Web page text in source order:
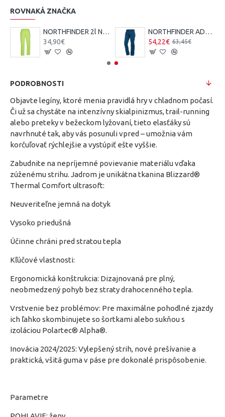
ROVNAKÁ ZNAČKA
NORTHFINDER 2l NORTHCOVER pánske nepremokavé nohavice zbaliteľné
34,90€
NORTHFINDER ADELAIDE dámske softshellové outdoor nohavice
54,22€ 63,45€
PODROBNOSTI
Objavte legíny, ktoré menia pravidlá hry v chladnom počasí.
Či už sa chystáte na intenzívny skialpinizmus, trail-running
alebo preteky v bežeckom lyžovaní, tieto elasťáky sú
navrhnuté tak, aby vás posunuli vpred – umožnia vám
korčuľovať rýchlejšie a vystúpiť ešte vyššie.
Zabudnite na nepríjemné povievanie materiálu vďaka
zúženému strihu. Jadrom je unikátna tkanina Blizzard®
Thermal Comfort ultrasoft:
Neuveriteľne jemná na dotyk
Vysoko priedušná
Účinne chráni pred stratou tepla
Kľúčové vlastnosti:
Ergonomická konštrukcia: Dizajnovaná pre plný,
neobmedzený pohyb bez straty drahocenného tepla.
Vrstvenie bez problémov: Pre maximálne pohodlné zjazdy
ich ľahko skombinujete so šortkami alebo sukňou s
izoláciou Polartec® Alpha®.
Inovácia 2024/2025: Vylepšený strih, nové prešívanie a
praktická, všitá guma v páse pre dokonalé prispôsobenie.
Parametre